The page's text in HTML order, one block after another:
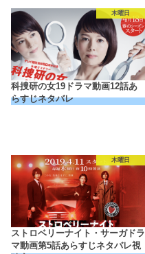
木曜日
科捜研の女19ドラマ動画12話あ
らすじネタバレ
木曜日
ストロベリーナイト・サーガドラ
マ動画第5話あらすじネタバレ視